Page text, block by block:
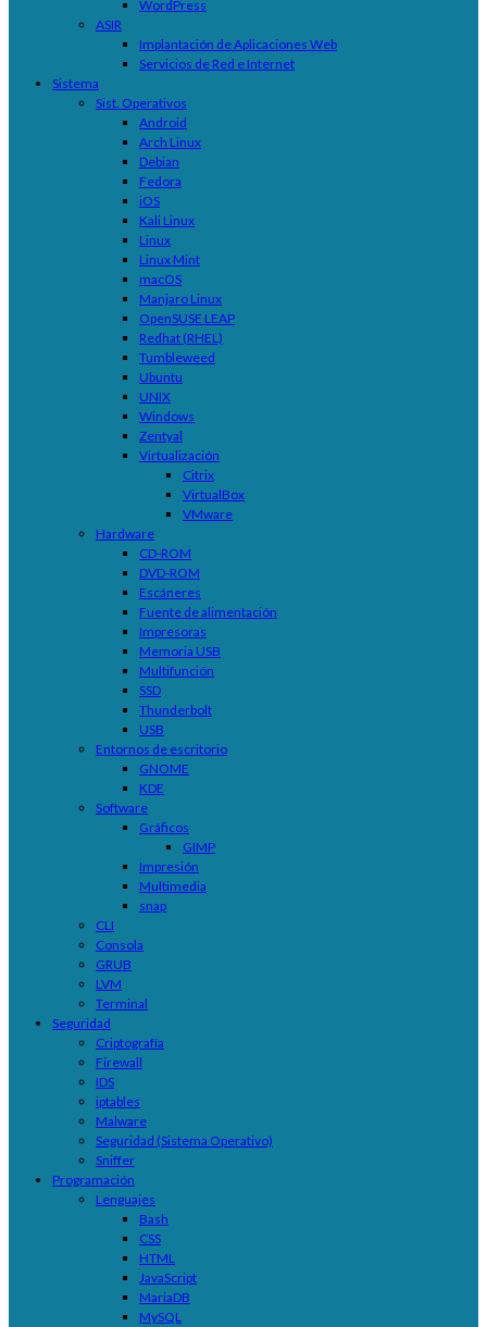
WordPress
ASIR
Implantación de Aplicaciones Web
Servicios de Red e Internet
Sistema
Sist. Operativos
Android
Arch Linux
Debian
Fedora
iOS
Kali Linux
Linux
Linux Mint
macOS
Manjaro Linux
OpenSUSE LEAP
Redhat (RHEL)
Tumbleweed
Ubuntu
UNIX
Windows
Zentyal
Virtualización
Citrix
VirtualBox
VMware
Hardware
CD-ROM
DVD-ROM
Escáneres
Fuente de alimentación
Impresoras
Memoria USB
Multifunción
SSD
Thunderbolt
USB
Entornos de escritorio
GNOME
KDE
Software
Gráficos
GIMP
Impresión
Multimedia
snap
CLI
Consola
GRUB
LVM
Terminal
Seguridad
Criptografía
Firewall
IDS
iptables
Malware
Seguridad (Sistema Operativo)
Sniffer
Programación
Lenguajes
Bash
CSS
HTML
JavaScript
MariaDB
MySQL